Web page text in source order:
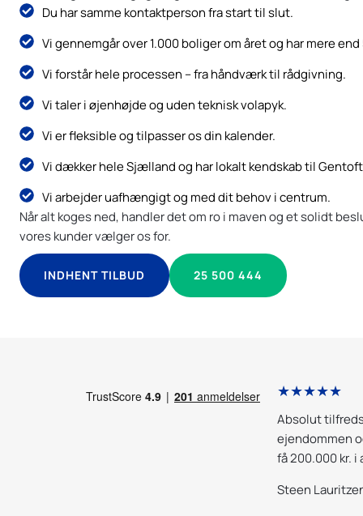
Du har samme kontaktperson fra start til slut.
Vi gennemgår over 1.000 boliger om året og har mere
Vi forstår hele processen – fra håndværk til rådgivning.
Vi taler i øjenhøjde og uden teknisk volapyk.
Vi er fleksible og tilpasser os din kalender.
Vi dækker hele Sjælland og har lokalt kendskab til
Vi arbejder uafhængigt og med dit behov i centrum.
Når alt koges ned, handler det om ro i maven og et solidt
vores kunder vælger os for.
INDHENT TILBUD 25 500 444
★★★★★
Absolut
ejendommen
få 200.000 kr.
gået igennem.
Steen